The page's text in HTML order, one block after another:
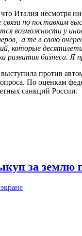
Италия несмотря
по поставкам
возможности у
а те в свою
которые
развития
против
По оценкам
санкций России.
за землю